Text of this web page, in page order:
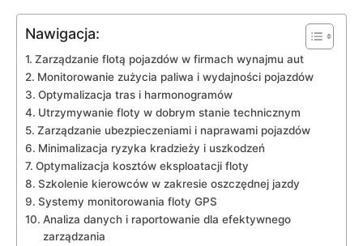
Nawigacja:
Zarządzanie flotą pojazdów w⁤ firmach wynajmu aut
Monitorowanie ‌zużycia paliwa i⁤ wydajności pojazdów
Optymalizacja tras i harmonogramów
Utrzymywanie‌ floty w dobrym stanie technicznym
Zarządzanie ubezpieczeniami ‌i naprawami ⁤pojazdów
Minimalizacja ryzyka ⁣kradzieży ⁣i uszkodzeń
Optymalizacja kosztów‌ eksploatacji floty
Szkolenie kierowców‌ w zakresie oszczędnej jazdy
Systemy monitorowania floty GPS
Analiza danych⁤ i raportowanie dla efektywnego
zarządzania